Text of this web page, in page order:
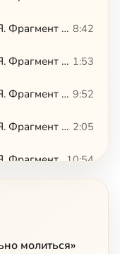
КАК ПРАВИЛЬНО МОЛИТЬСЯ. Фрагмент 03 8:42
КАК ПРАВИЛЬНО МОЛИТЬСЯ. Фрагмент 04 1:53
КАК ПРАВИЛЬНО МОЛИТЬСЯ. Фрагмент 05 9:52
КАК ПРАВИЛЬНО МОЛИТЬСЯ. Фрагмент 06 2:05
КАК ПРАВИЛЬНО МОЛИТЬСЯ. Фрагмент 0710:54
молиться»